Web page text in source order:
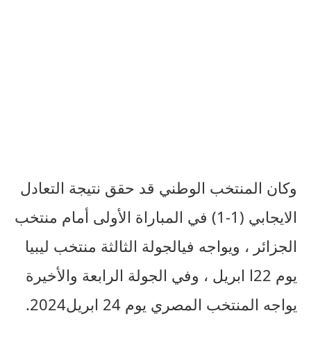
وكان المنتخب الوطني قد حقق نتيجة التعادل
الايجابي (1-1) في المباراة الأولى أمام منتخب
الجزائر ، ويواجه فيالجولة الثالثة منتخب ليبيا
يوم
ا ابريل ، وفي الجولة الرابعة والأخيرة
يواجه المنتخب المصري يوم ابريل2024.